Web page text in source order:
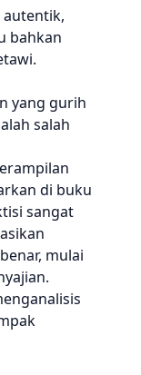
bahkan
yang gurih
salah
di buku
sangat
mulai